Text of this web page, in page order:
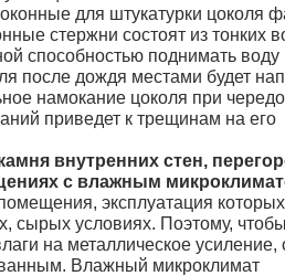
для штукатурки цоколя
стержни состоят из тонких
способностью поднимать воду
после дождя местами будет
намокание цоколя при
приведет к трещинам на его
внутренних стен,
с влажным
эксплуатация которых
сырых условиях. Поэтому,
на металлическое усиление,
Влажный микроклимат